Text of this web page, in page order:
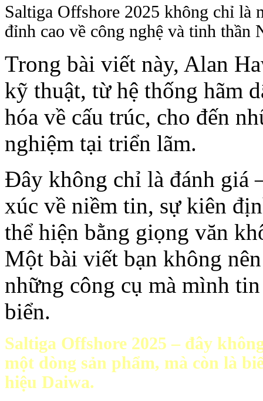
Saltiga Offshore 2025 không chỉ là
đỉnh cao về công nghệ và tinh thần
Trong bài viết này, Alan
kỹ thuật, từ hệ thống hãm
hóa về cấu trúc, cho đến
nghiệm tại triển lãm.
Đây không chỉ là đánh giá
xúc về niềm tin, sự kiên
thể hiện bằng giọng văn
Một bài viết bạn không
những công cụ mà mình
biển.
Saltiga Offshore 2025 – đây
một dòng sản phẩm, mà còn là
hiệu Daiwa.